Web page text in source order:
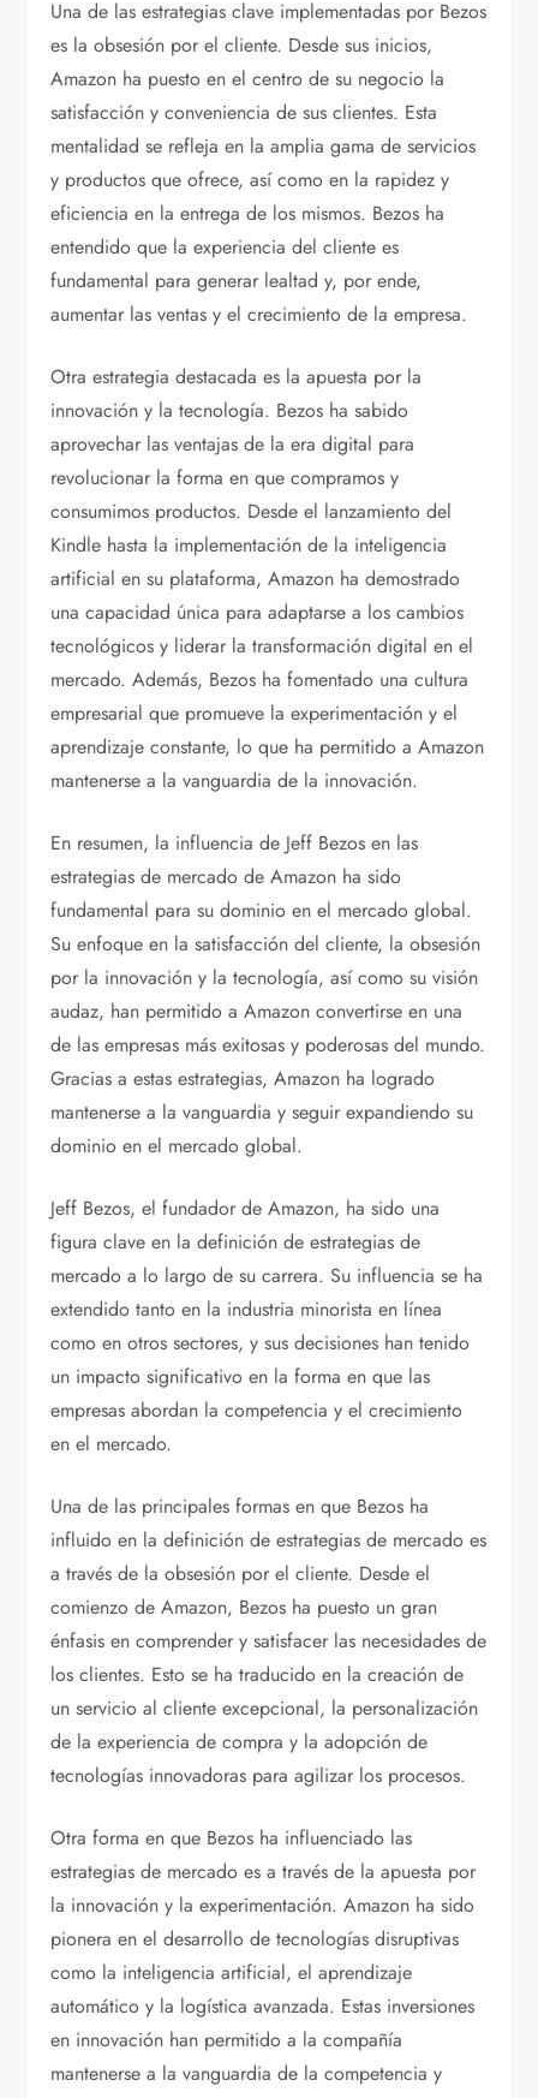
Una de las estrategias clave implementadas por Bezos
es la obsesión por el cliente. Desde sus inicios,
Amazon ha puesto en el centro de su negocio la
satisfacción y conveniencia de sus clientes. Esta
mentalidad se refleja en la amplia gama de servicios
y productos que ofrece, así como en la rapidez y
eficiencia en la entrega de los mismos. Bezos ha
entendido que la experiencia del cliente es
fundamental para generar lealtad y, por ende,
aumentar las ventas y el crecimiento de la empresa.
Otra estrategia destacada es la apuesta por la
innovación y la tecnología. Bezos ha sabido
aprovechar las ventajas de la era digital para
revolucionar la forma en que compramos y
consumimos productos. Desde el lanzamiento del
Kindle hasta la implementación de la inteligencia
artificial en su plataforma, Amazon ha demostrado
una capacidad única para adaptarse a los cambios
tecnológicos y liderar la transformación digital en el
mercado. Además, Bezos ha fomentado una cultura
empresarial que promueve la experimentación y el
aprendizaje constante, lo que ha permitido a Amazon
mantenerse a la vanguardia de la innovación.
En resumen, la influencia de Jeff Bezos en las
estrategias de mercado de Amazon ha sido
fundamental para su dominio en el mercado global.
Su enfoque en la satisfacción del cliente, la obsesión
por la innovación y la tecnología, así como su visión
audaz, han permitido a Amazon convertirse en una
de las empresas más exitosas y poderosas del mundo.
Gracias a estas estrategias, Amazon ha logrado
mantenerse a la vanguardia y seguir expandiendo su
dominio en el mercado global.
Jeff Bezos, el fundador de Amazon, ha sido una
figura clave en la definición de estrategias de
mercado a lo largo de su carrera. Su influencia se ha
extendido tanto en la industria minorista en línea
como en otros sectores, y sus decisiones han tenido
un impacto significativo en la forma en que las
empresas abordan la competencia y el crecimiento
en el mercado.
Una de las principales formas en que Bezos ha
influido en la definición de estrategias de mercado es
a través de la obsesión por el cliente. Desde el
comienzo de Amazon, Bezos ha puesto un gran
énfasis en comprender y satisfacer las necesidades de
los clientes. Esto se ha traducido en la creación de
un servicio al cliente excepcional, la personalización
de la experiencia de compra y la adopción de
tecnologías innovadoras para agilizar los procesos.
Otra forma en que Bezos ha influenciado las
estrategias de mercado es a través de la apuesta por
la innovación y la experimentación. Amazon ha sido
pionera en el desarrollo de tecnologías disruptivas
como la inteligencia artificial, el aprendizaje
automático y la logística avanzada. Estas inversiones
en innovación han permitido a la compañía
mantenerse a la vanguardia de la competencia y